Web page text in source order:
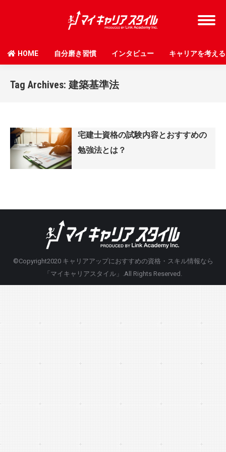
HOME 自分磨き習慣 インタビュー キャリアを考える
Tag Archives: 建築基準法
宅建士資格の試験内容とおすすめの
勉強法とは？
©Copyright2020 キャリアアップにおすすめの資格・スキル情報なら
「マイキャリアスタイル」
.All Rights Reserved.